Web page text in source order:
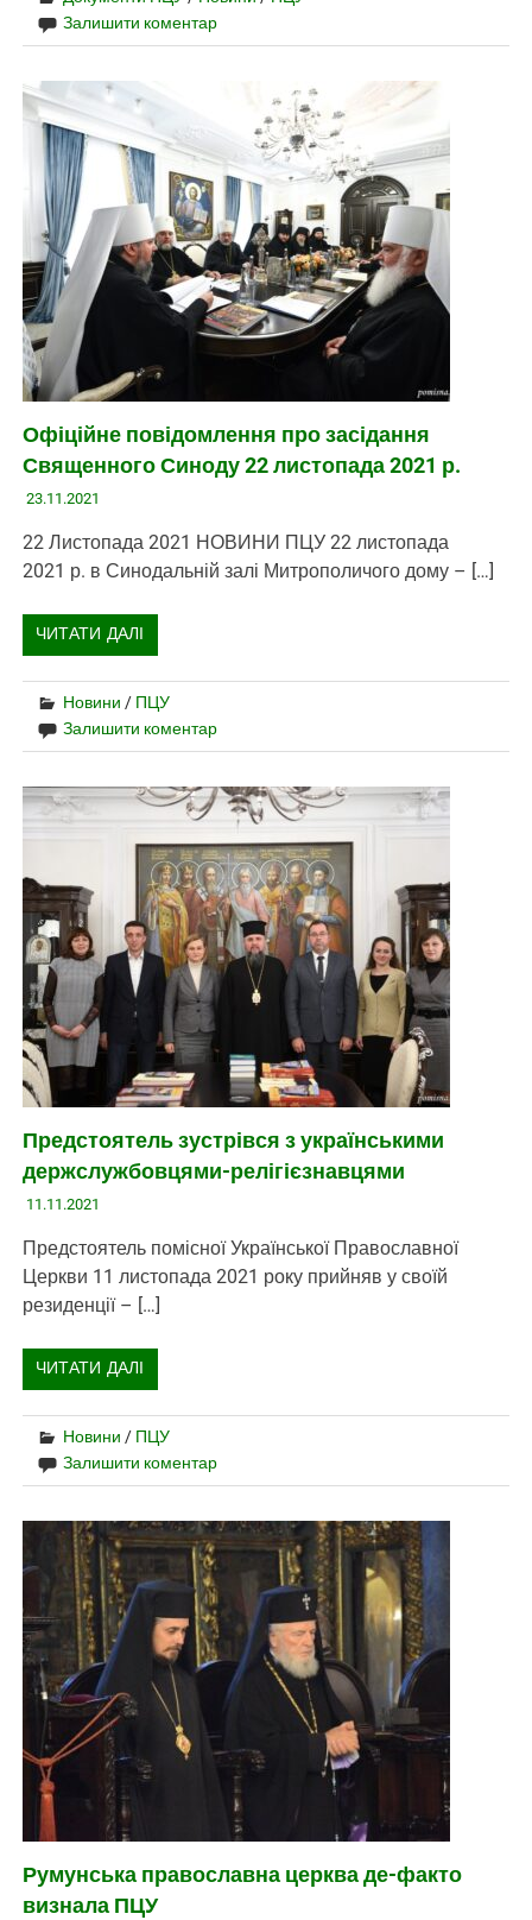
Залишити коментар
Офіційне повідомлення про засідання
Священного Синоду 22 листопада 2021 р.
23.11.2021
22 Листопада 2021 НОВИНИ ПЦУ 22 листопада
2021 р. в Синодальній залі Митрополичого дому – […]
ЧИТАТИ ДАЛІ
Новини / ПЦУ
Залишити коментар
Предстоятель зустрівся з українськими
держслужбовцями-релігієзнавцями
11.11.2021
Предстоятель помісної Української Православної
Церкви 11 листопада 2021 року прийняв у своїй
резиденції – […]
ЧИТАТИ ДАЛІ
Новини / ПЦУ
Залишити коментар
Румунська православна церква де-факто
визнала ПЦУ